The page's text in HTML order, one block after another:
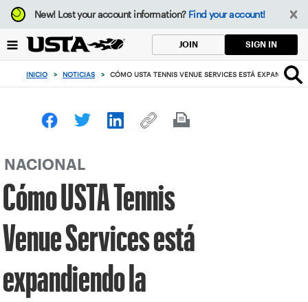
Enfoque
desde
botón
volver
principio
New!Lost your account information? Find your account!
JOIN SIGN IN
INICIO > NOTICIAS > CÓMO USTA TENNIS VENUE SERVICES ESTÁ
NACIONAL
Cómo USTA Tennis
Venue Services está
expandiendo la